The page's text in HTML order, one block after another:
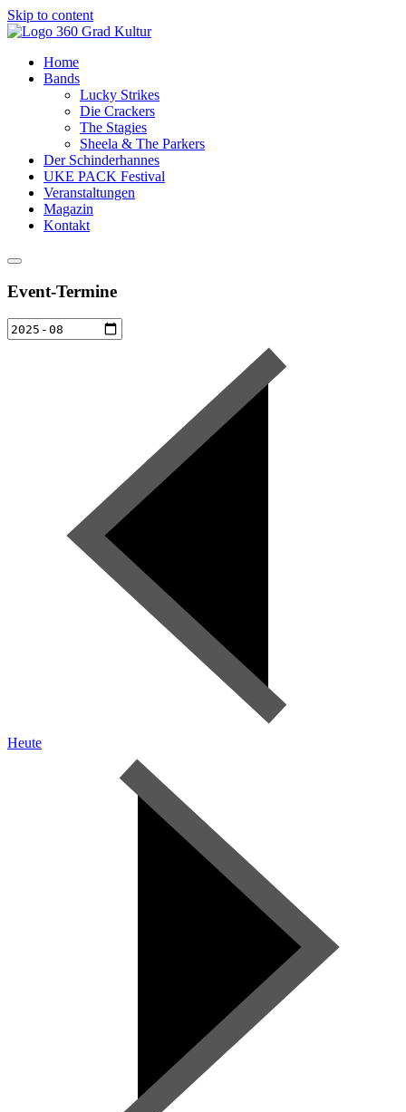
Skip to content
Home
Bands
Lucky Strikes
Die Crackers
The Stagies
Sheela & The Parkers
Der Schinderhannes
UKE PACK Festival
Veranstaltungen
Magazin
Kontakt
Event-Termine
Heute